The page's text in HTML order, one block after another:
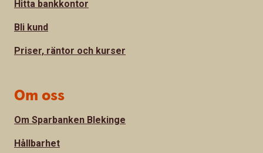
Hitta bankkontor
Bli kund
Priser, räntor och kurser
Om oss
Om Sparbanken Blekinge
Hållbarhet